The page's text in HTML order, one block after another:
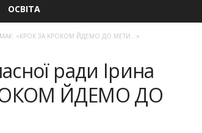
ОСВІТА
ГРИМАК: «КРОК ЗА КРОКОМ ЙДЕМО ДО МЕТИ…»
ради Ірина
ЙДЕМО ДО